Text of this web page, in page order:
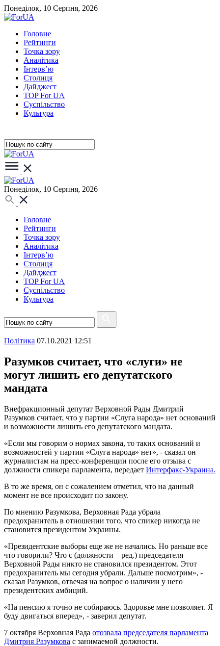
Понеділок, 10 Серпня, 2026
Головне
Рейтинги
Точка зору
Аналітика
Інтерв’ю
Столиця
Дайджест
TOP For UA
Суспiльство
Культура
Понеділок, 10 Серпня, 2026
Головне
Рейтинги
Точка зору
Аналітика
Інтерв’ю
Столиця
Дайджест
TOP For UA
Суспiльство
Культура
Полiтика 07.10.2021 12:51
Разумков считает, что «слуги» не
могут лишить его депутатского
мандата
Внефракционный депутат Верховной Рады Дмитрий
Разумков считает, что у партии «Слуга народа» нет оснований
и возможности лишить его депутатского мандата.
«Если мы говорим о нормах закона, то таких оснований и
возможностей у партии «Слуга народа» нет», - сказал он
журналистам на пресс-конференции после его отзыва с
должности спикера парламента, передает Интерфакс-Украина.
В то же время, он с сожалением отметил, что на данный
момент не все происходит по закону.
По мнению Разумкова, Верховная Рада убрала
предохранитель в отношении того, что спикер никогда не
становится президентом Украины.
«Президентские выборы еще же не начались. Но раньше все
что говорили? Что с (должности – ред.) председателя
Верховной Рады никто не становился президентом. Этот
предохранитель мы сегодня убрали. Дальше посмотрим», -
сказал Разумков, отвечая на вопрос о наличии у него
президентских амбиций.
«На пенсию я точно не собираюсь. Здоровье мне позволяет. Я
буду двигаться вперед», - заверил депутат.
7 октября Верховная Рада отозвала председателя парламента
Дмитрия Разумкова с занимаемой должности.